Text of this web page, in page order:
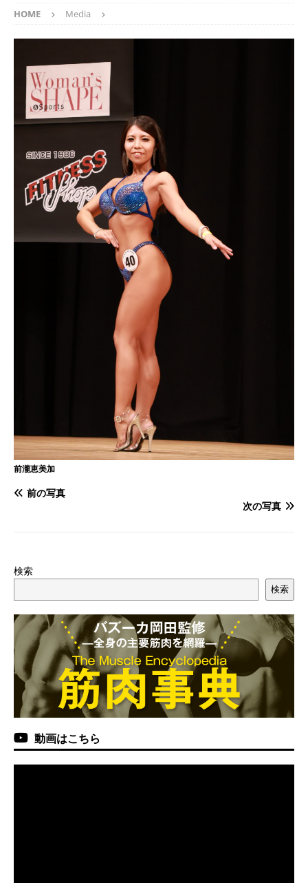
HOME Media
前瀧恵美加
前の写真
次の写真
検索
検索
動画はこちら